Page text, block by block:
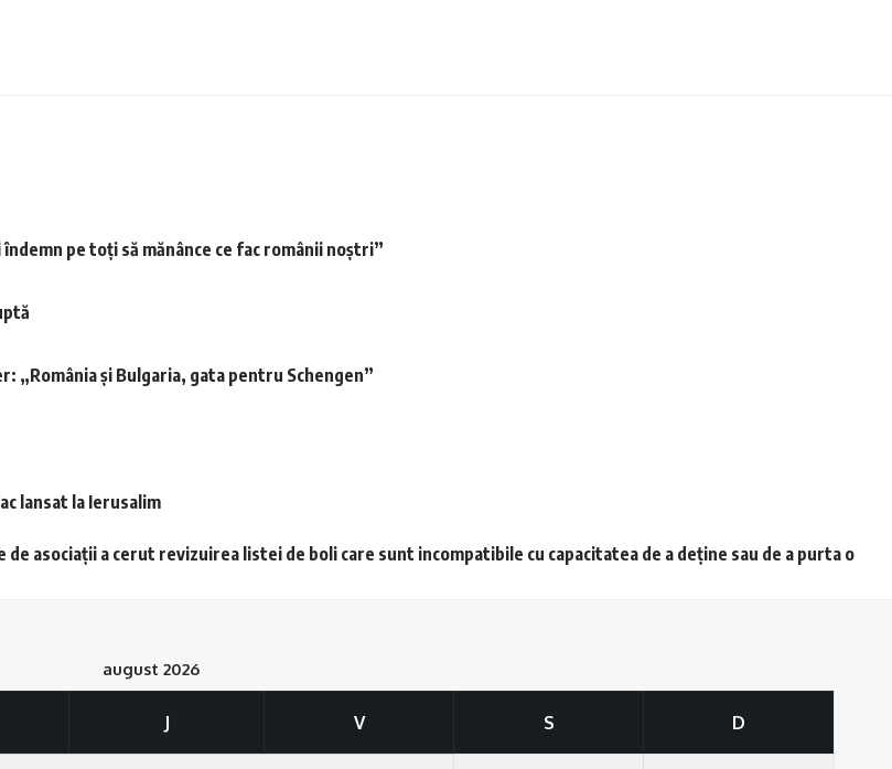
pe toți să mănânce ce fac românii noștri”
„România şi Bulgaria, gata pentru Schengen”
lansat la Ierusalim
de asociații a cerut revizuirea listei de boli care sunt incompatibile cu capacitatea de a deține sau de a purta o
august 2026
J V S D